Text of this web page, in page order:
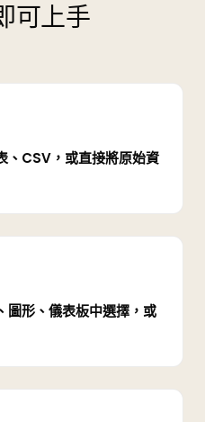
可上手
、CSV，或直接將原始資
圖形、儀表板中選擇，或